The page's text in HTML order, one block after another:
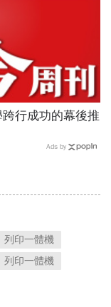
行成功的幕後推
Ads by
列印一體機
列印一體機